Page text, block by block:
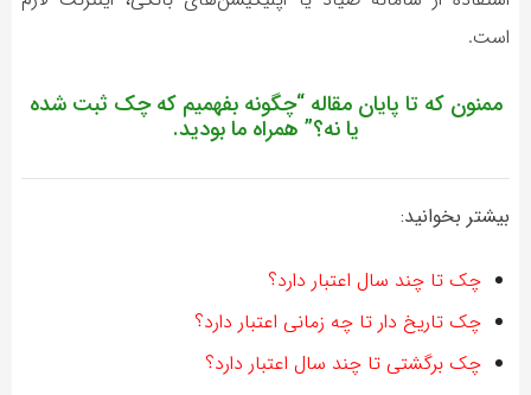
است.
ممنون كه تا پايان مقاله “چگونه بفهمیم که چک ثبت شده
یا نه؟” همراه ما بوديد.
بيشتر بخوانيد:
چک تا چند سال اعتبار دارد؟
چک تاریخ دار تا چه زمانی اعتبار دارد؟
چک برگشتی تا چند سال اعتبار دارد؟